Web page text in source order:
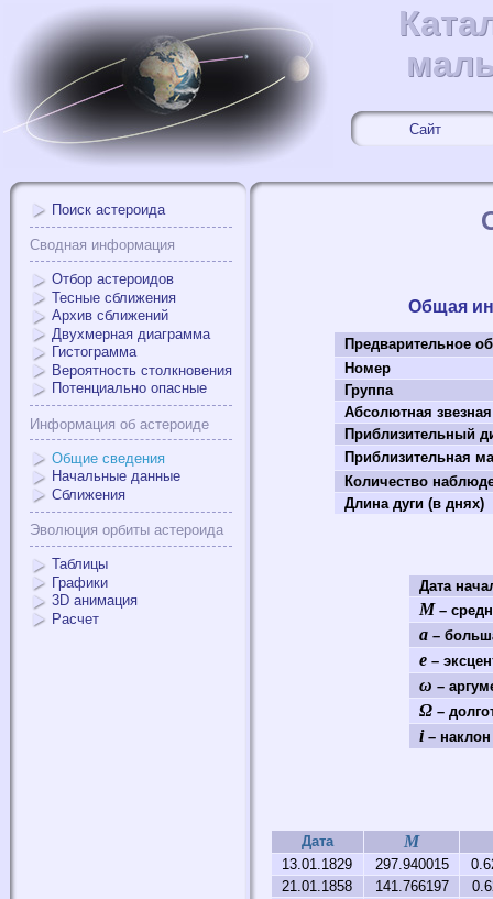
Сайт
Поиск астероида
Сводная информация
Отбор астероидов
Тесные сближения
Архив сближений
Двухмерная диаграмма
Гистограмма
Вероятность столкновения
Потенциально опасные
Информация об астероиде
Общие сведения
Начальные данные
Сближения
Эволюция орбиты астероида
Таблицы
Графики
3D анимация
Расчет
Общая
Предварительное
Номер
Группа
Абсолютная
Приблизительный
Приблизительная
Количество
Длина дуги (в днях)
Дата
M –
a–
e–
ω –
Ω–
i– наклон
Дата M
13.01.1829 297.940015
21.01.1858
141.766197